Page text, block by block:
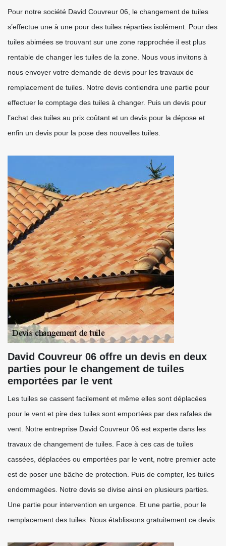
Pour notre société David Couvreur 06, le changement de tuiles
s’effectue une à une pour des tuiles réparties isolément. Pour des
tuiles abimées se trouvant sur une zone rapprochée il est plus
rentable de changer les tuiles de la zone. Nous vous invitons à
nous envoyer votre demande de devis pour les travaux de
remplacement de tuiles. Notre devis contiendra une partie pour
effectuer le comptage des tuiles à changer. Puis un devis pour
l’achat des tuiles au prix coûtant et un devis pour la dépose et
enfin un devis pour la pose des nouvelles tuiles.
David Couvreur 06 offre un devis en deux
parties pour le changement de tuiles
emportées par le vent
Les tuiles se cassent facilement et même elles sont déplacées
pour le vent et pire des tuiles sont emportées par des rafales de
vent. Notre entreprise David Couvreur 06 est experte dans les
travaux de changement de tuiles. Face à ces cas de tuiles
cassées, déplacées ou emportées par le vent, notre premier acte
est de poser une bâche de protection. Puis de compter, les tuiles
endommagées. Notre devis se divise ainsi en plusieurs parties.
Une partie pour intervention en urgence. Et une partie, pour le
remplacement des tuiles. Nous établissons gratuitement ce devis.